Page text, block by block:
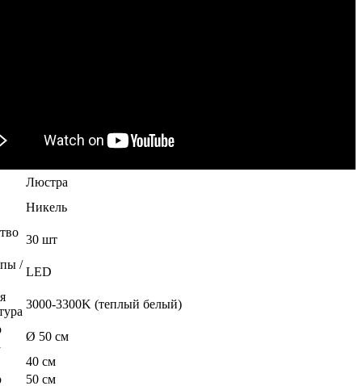
Люстра
Никель
30 шт
/
LED
3000-3300K (теплый белый)
Ø 50 см
40 см
50 см